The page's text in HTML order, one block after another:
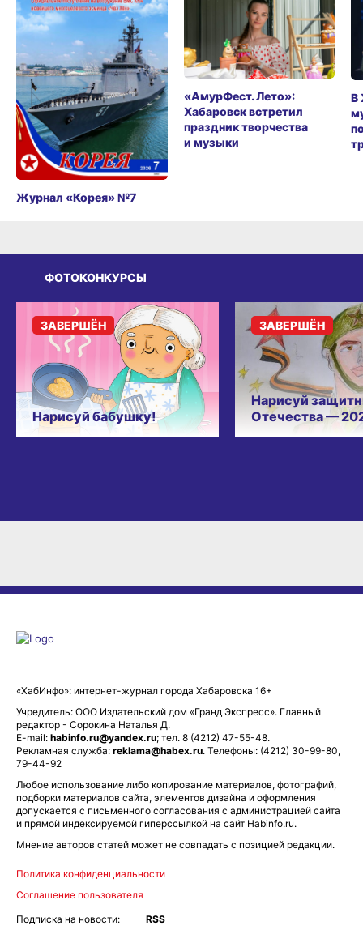
Журнал «Корея» №7
«АмурФест. Лето»:
Хабаровск встретил
праздник творчества
и музыки
В
ФОТОКОНКУРСЫ
Нарисуй бабушку!
ЗАВЕРШЁН
Нарисуй
Отечества —
ЗАВЕРШЁН
«ХабИнфо»: интернет-журнал города Хабаровска 16+
Учредитель: ООО Издательский дом «Гранд Экспресс». Главный
редактор - Сорокина Наталья Д.
E-mail: habinfo.ru@yandex.ru; тел. 8 (4212) 47-55-48.
Рекламная служба: reklama@habex.ru. Телефоны: (4212) 30-99-80,
79-44-92
Любое использование либо копирование материалов, фотографий,
подборки материалов сайта, элементов дизайна и оформления
допускается с письменного согласования с администрацией сайта
и прямой индексируемой гиперссылкой на сайт Habinfo.ru.
Мнение авторов статей может не совпадать с позицией редакции.
Политика конфиденциальности
Соглашение пользователя
Подписка на новости:
RSS